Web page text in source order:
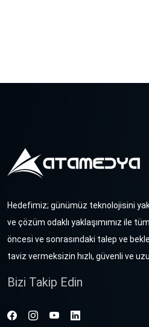
Hedefimiz; günümüz teknolojisini
ve çözüm odaklı yaklaşımımız ile
öncesi ve sonrasındaki talep ve
taviz vermeksizin hızlı, güvenli ve
Bizi Takip Edin